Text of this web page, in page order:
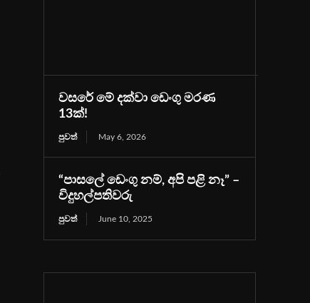
වසරේ මේ දක්වා ඩෙංගු මරණ
13ක්!
පුවත් May 6, 2026
“පාසලේ ඩෙංගු නම්, අපි පළි නෑ” –
විදුහල්පතිවරු
පුවත් June 10, 2025